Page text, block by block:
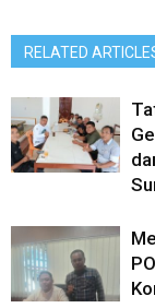
RELATED